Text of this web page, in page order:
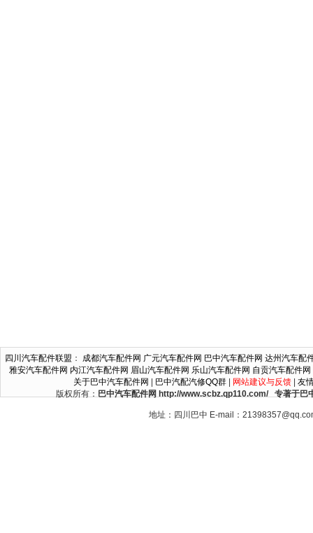
四川汽车配件联盟 ： 成都汽车配件网 广元汽车配件网 巴中汽车配件网 达州汽车配
雅安汽车配件网 内江汽车配件网 眉山汽车配件网 乐山汽车配件网 自贡汽车配件网
关于巴中汽车配件网
巴中汽配汽修QQ群| 网站建议与反馈| 友
版权所有： 巴中汽车配件网 http://www.scbz.qp110.com/ 专著于巴
地址：四川巴中 E-mail：